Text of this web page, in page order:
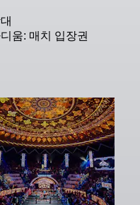
움: 매치 입장권